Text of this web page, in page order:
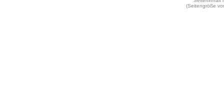
(Seitengröße